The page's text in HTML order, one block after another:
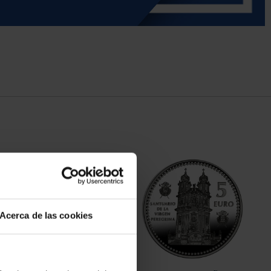
Acerca de las cookies